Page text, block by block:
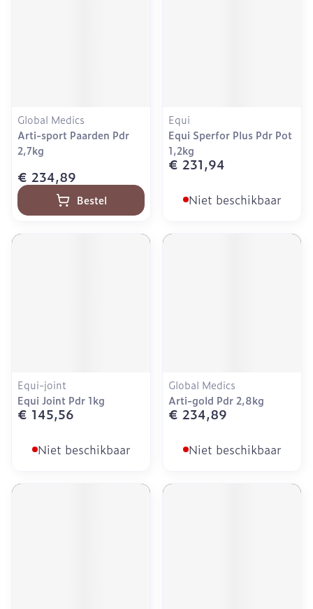
Global Medics
Arti-sport Paarden Pdr
2,7kg
€ 234,89
Bestel
Equi
Equi Sperfor Plus Pdr Pot
1,2kg
€ 231,94
Niet beschikbaar
Equi-joint
Equi Joint Pdr 1kg
€ 145,56
Niet beschikbaar
Global Medics
Arti-gold Pdr 2,8kg
€ 234,89
Niet beschikbaar